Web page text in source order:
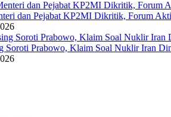
dan Pejabat KP2MI Dikritik, Forum
Soroti Prabowo, Klaim Soal Nuklir Iran